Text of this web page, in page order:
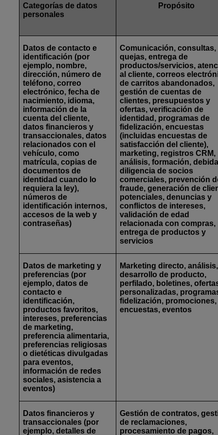
Categorías de datos
personales
Propósito
Datos de contacto e
identificación (por
ejemplo, nombre,
dirección, número de
teléfono, correo
electrónico, fecha de
nacimiento, idioma,
información de la
cuenta del cliente,
datos financieros y
transaccionales, datos
relacionados con el
vehículo, como
matrícula, copias de
documentos de
identidad cuando lo
requiera la ley),
números de
identificación internos,
accesos de la web y
contraseñas)
Comunicación, consultas,
quejas, entrega de
productos/servicios,
al cliente, correos
de carritos abandonados,
gestión de cuentas de
clientes, presupuestos y
ofertas, verificación de
identidad, programas de
fidelización, encuestas
(incluidas encuestas de
satisfacción del cliente),
marketing, registros CRM,
análisis, formación,
diligencia de socios
comerciales, prevención
fraude, generación de
potenciales, denuncias y
conflictos de intereses,
validación de edad
relacionada con compras,
entrega de productos y
servicios
Datos de marketing y
preferencias (por
ejemplo, datos de
contacto e
identificación,
productos favoritos,
intereses, preferencias
de marketing,
preferencia alimentaria,
preferencias religiosas
o dietéticas divulgadas
para eventos,
información de redes
sociales, asistencia a
eventos)
Marketing directo, análisis,
desarrollo de producto,
perfilado, boletines,
personalizadas,
fidelización, promociones,
encuestas, eventos
Datos financieros y
transaccionales (por
ejemplo, detalles de
Gestión de contratos,
de reclamaciones,
procesamiento de pagos,